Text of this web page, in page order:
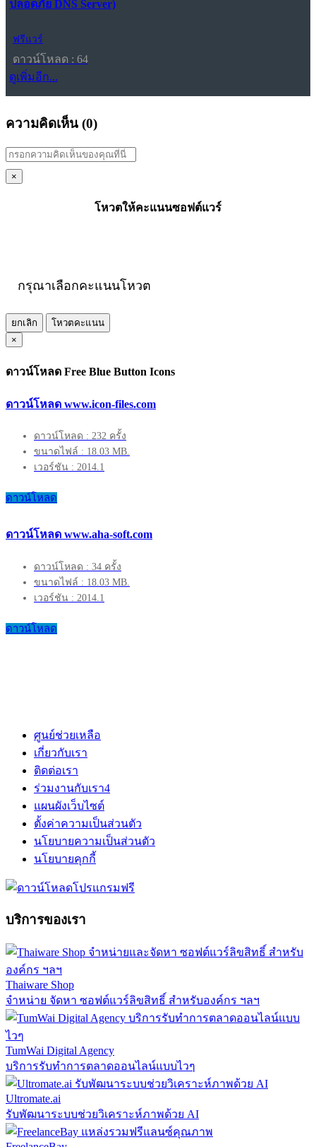
ปลอดภัย DNS Server)
ฟรีแวร์
ดาวน์โหลด : 64
ดูเพิ่มอีก...
ความคิดเห็น (0)
×
โหวตให้คะแนนซอฟต์แวร์
กรุณาเลือกคะแนนโหวต
ยกเลิก
โหวตคะแนน
×
ดาวน์โหลด Free Blue Button Icons
ดาวน์โหลด www.icon-files.com
ดาวน์โหลด : 232 ครั้ง
ขนาดไฟล์ : 18.03 MB.
เวอร์ชัน : 2014.1
ดาวน์โหลด
ดาวน์โหลด www.aha-soft.com
ดาวน์โหลด : 34 ครั้ง
ขนาดไฟล์ : 18.03 MB.
เวอร์ชัน : 2014.1
ดาวน์โหลด
ศูนย์ช่วยเหลือ
เกี่ยวกับเรา
ติดต่อเรา
ร่วมงานกับเรา4
แผนผังเว็บไซต์
ตั้งค่าความเป็นส่วนตัว
นโยบายความเป็นส่วนตัว
นโยบายคุกกี้
บริการของเรา
Thaiware Shop
จำหน่าย จัดหา ซอฟต์แวร์ลิขสิทธิ์ สำหรับองค์กร ฯลฯ
TumWai Digital Agency
บริการรับทำการตลาดออนไลน์แบบไวๆ
Ultromate.ai
รับพัฒนาระบบช่วยวิเคราะห์ภาพด้วย AI